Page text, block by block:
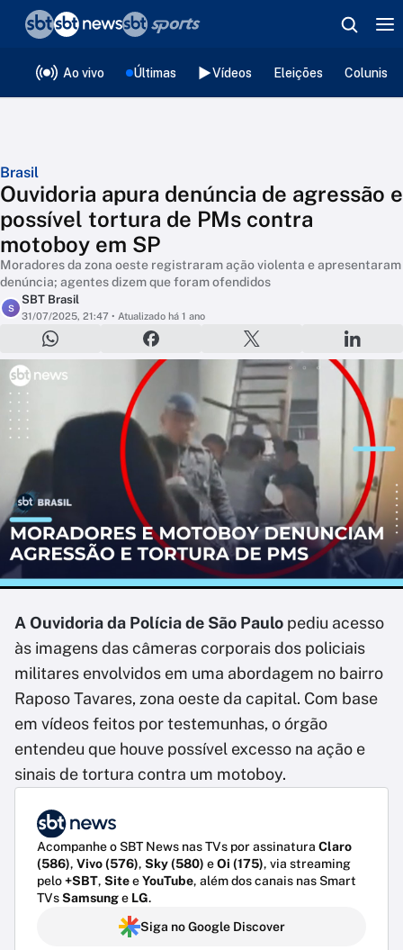
Ao vivo Últimas Vídeos Eleições
Brasil
Ouvidoria apura denúncia de agressão e
possível tortura de PMs contra
motoboy em SP
Moradores da zona oeste registraram ação violenta e apresentaram
denúncia; agentes dizem que foram ofendidos
S
SBT Brasil
31/07/2025, 21:47 • Atualizado há 1 ano
A Ouvidoria da Polícia de São Paulo pediu acesso
às imagens das câmeras corporais dos policiais
militares envolvidos em uma abordagem no bairro
Raposo Tavares, zona oeste da capital. Com base
em vídeos feitos por testemunhas, o órgão
entendeu que houve possível excesso na ação e
sinais de tortura contra um motoboy.
Acompanhe o SBT News nas TVs por assinatura Claro
(586), Vivo (576), Sky (580) eOi (175), via streaming
pelo+SBT, SiteeYouTube, além dos canais nas Smart
TVsSamsunge LG.
Siga no Google Discover
❮voltar
Editorias